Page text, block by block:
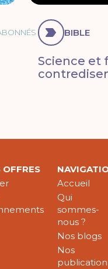
BIBLE
Science et
OFFRES
Accueil
Qui
sommes-
nous ?
Nos blogs
Nos